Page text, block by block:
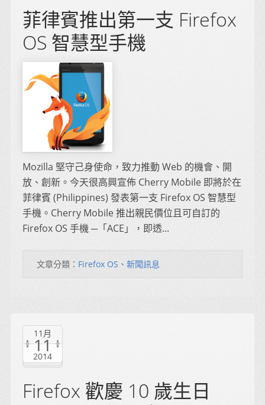
菲律賓推出第一支 Firefox
OS 智慧型手機
Mozilla 堅守己身使命，致力推動 Web 的機會、開
放、創新。今天很高興宣佈 Cherry Mobile 即將於在
菲律賓 (Philippines) 發表第一支 Firefox OS 智慧型
手機。Cherry Mobile 推出親民價位且可自訂的
Firefox OS 手機 ─「ACE」，即透...
文章分類： Firefox OS 、 新聞訊息
11月
11
2014
Firefox 歡慶 10 歲生日